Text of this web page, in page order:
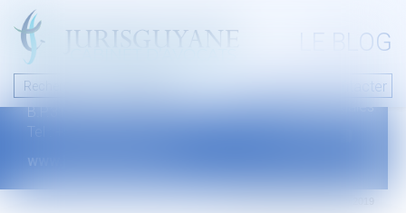
LE BLOG
Nous contacter
46 avenue de la liberté
B.P.315 - 97327 Cayenne Cedex
Tel : +594 594 29 45 35
www.jurisguyane.com
Mentions légales